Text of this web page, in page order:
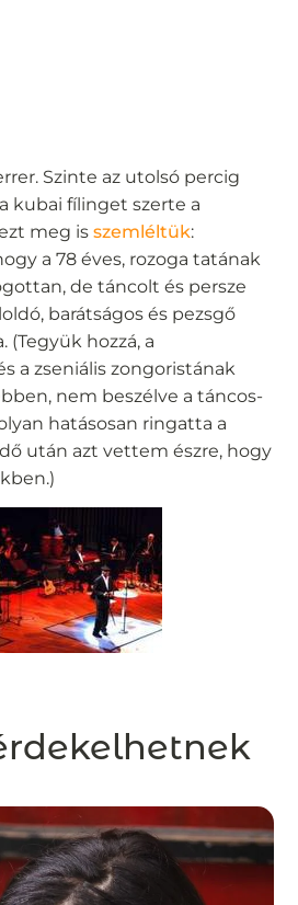
Szinte az utolsó percig
kubai fílinget szerte a
ezt meg isszemléltük:
a 78 éves, rozoga tatának
de táncolt és persze
barátságos és pezsgő
(Tegyük hozzá, a
a zseniális zongoristának
nem beszélve a táncos-
hatásosan ringatta a
után azt vettem észre, hogy